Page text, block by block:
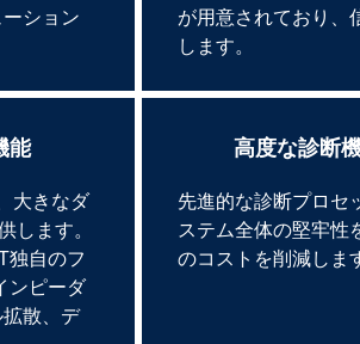
ション
が用意されており、
します。
能
大きなダ
します。
独自のフ
ンピーダ
散、デ
高度な診断
先進的な診断プロセ
ステム全体の堅牢性
のコストを削減しま